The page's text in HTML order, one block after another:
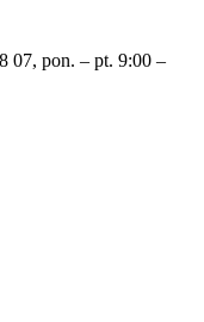
07, pon. – pt. 9:00 –